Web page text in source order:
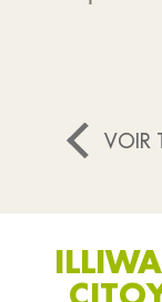
VOIR